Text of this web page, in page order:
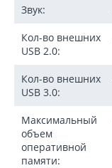
Звук:
Кол-во внешних
USB 2.0:
Кол-во внешних
USB 3.0:
Максимальный
объем
оперативной
памяти: